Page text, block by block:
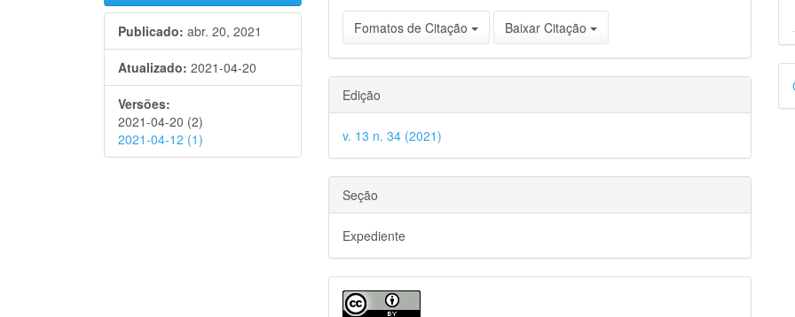
Publicado: abr. 20, 2021
Atualizado: 2021-04-20
Versões:
2021-04-20 (2)
2021-04-12 (1)
Fomatos de Citação Baixar Citação
Edição
v. 13 n. 34 (2021)
Seção
Expediente